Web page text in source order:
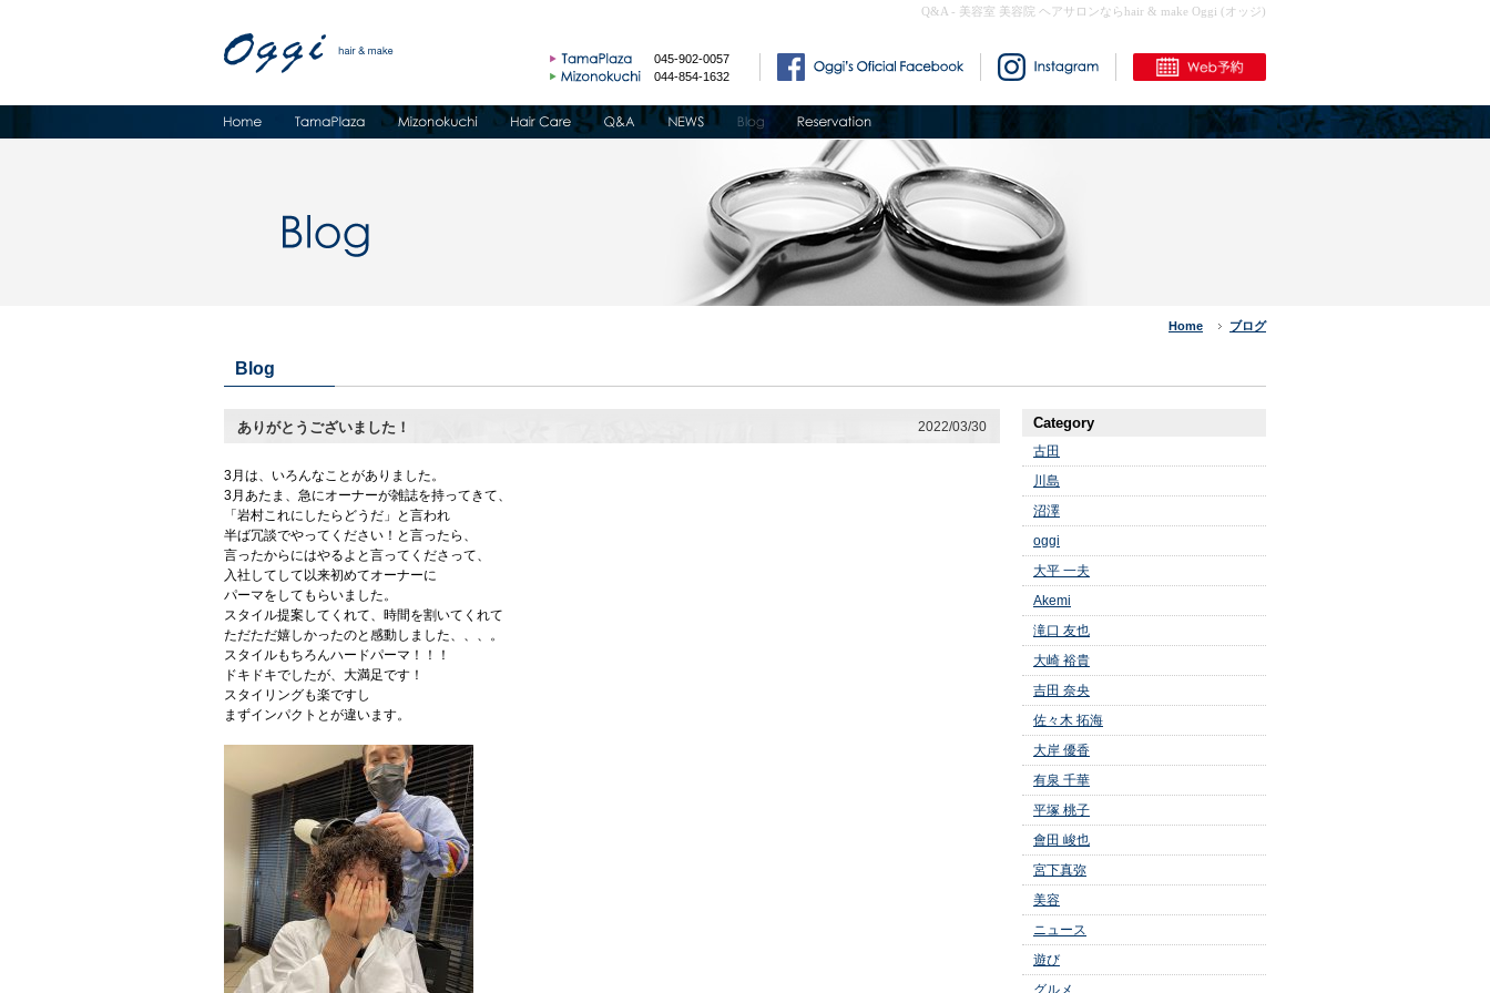
Q&A - 美容室 美容院 ヘアサロンならhair & make Oggi (オッジ)
045-902-0057
044-854-1632
Home ブログ
Blog
ありがとうございました！ 2022/03/30
3月は、いろんなことがありました。
3月あたま、急にオーナーが雑誌を持ってきて、
「岩村これにしたらどうだ」と言われ
半ば冗談でやってください！と言ったら、
言ったからにはやるよと言ってくださって、
入社してして以来初めてオーナーに
パーマをしてもらいました。
スタイル提案してくれて、時間を割いてくれて
ただただ嬉しかったのと感動しました、、、。
スタイルもちろんハードパーマ！！！
ドキドキでしたが、大満足です！
スタイリングも楽ですし
まずインパクトとが違います。
Category
古田
川島
沼澤
oggi
大平 一夫
Akemi
滝口 友也
大崎 裕貴
吉田 奈央
佐々木 拓海
大岸 優香
有泉 千華
平塚 桃子
會田 峻也
宮下真弥
美容
ニュース
遊び
グルメ